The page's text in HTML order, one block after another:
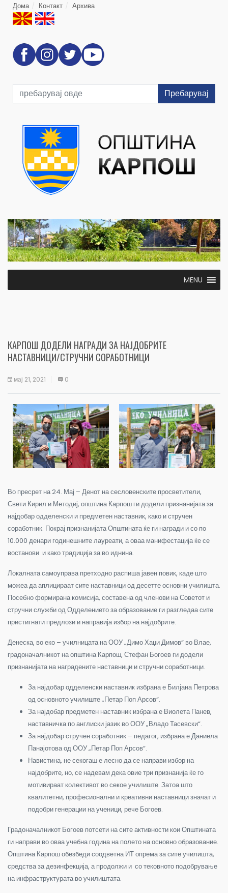
Дома Контакт Архива
Пребарувај
MENU
КАРПОШ ДОДЕЛИ НАГРАДИ ЗА НАЈДОБРИТЕ
НАСТАВНИЦИ/СТРУЧНИ СОРАБОТНИЦИ
мај 21, 2021 0
Во пресрет на 24. Мај – Денот на сесловенските просветители,
Свети Кирил и Методиј, општина Карпош ги додели признанијата за
најдобар одделенски и предметен наставник, како и стручен
соработник. Покрај признанијата Општината ќе ги награди и со по
10.000 денари годинешните лауреати, а оваа манифестација ќе се
востанови и како традиција за во иднина.
Локалната самоуправа претходно распиша јавен повик, каде што
можеа да аплицираат сите наставници од десетте основни училишта.
Посебно формирана комисија, составена од членови на Советот и
стручни служби од Одделението за образование ги разгледаа сите
пристигнати предлози и направија избор на најдобрите.
Денеска, во еко – училницата на ООУ „Димо Хаџи Димов“ во Влае,
градоначалникот на општина Карпош, Стефан Богоев ги додели
признанијата на наградените наставници и стручни соработници.
За најдобар одделенски наставник избрана е Билјана Петрова
од основното училиште „Петар Поп Арсов“.
За најдобар предметен наставник избрана е Виолета Панев,
наставничка по англиски јазик во ООУ „Владо Тасевски“.
За најдобар стручен соработник – педагог, избрана е Даниела
Панајотова од ООУ „Петар Поп Арсов“.
Навистина, не секогаш е лесно да се направи избор на
најдобрите, но, се надевам дека овие три признанија ќе го
мотивираат колективот во секое училиште. Затоа што
квалитетни, професионални и креативни наставници значат и
подобри генерации на ученици, рече Богоев.
Градоначалникот Богоев потсети на сите активности кои Општината
ги направи во оваа учебна година на полето на основно образование.
Општина Карпош обезбеди соодветна ИТ опрема за сите училишта,
средства за дезинфекција, а продолжи и со тековното подобрување
на инфраструктурата во училиштата.